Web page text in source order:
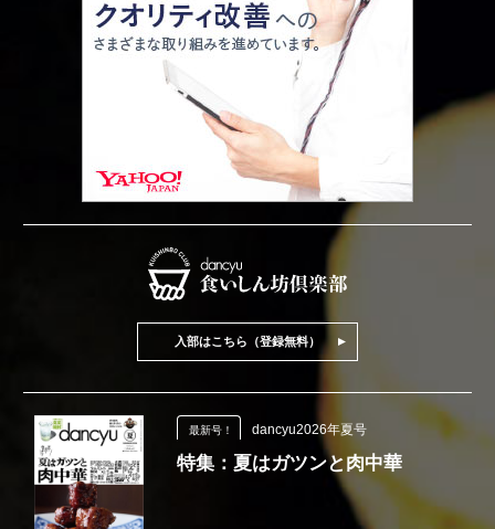
入部はこちら（登録無料）
最新号！ dancyu2026年夏号
特集：夏はガツンと肉中華